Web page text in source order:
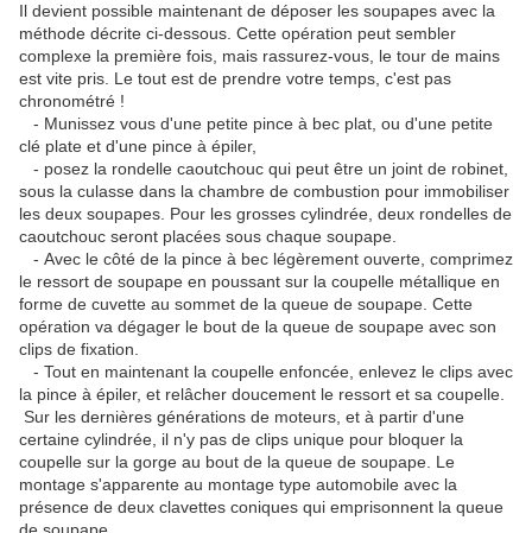
Il devient possible maintenant de déposer les soupapes avec la
méthode décrite ci-dessous. Cette opération peut sembler
complexe la première fois, mais rassurez-vous, le tour de mains
est vite pris. Le tout est de prendre votre temps, c'est pas
chronométré !
- Munissez vous d'une petite pince à bec plat, ou d'une petite
clé plate et d'une pince à épiler,
- posez la rondelle caoutchouc qui peut être un joint de robinet,
sous la culasse dans la chambre de combustion pour immobiliser
les deux soupapes. Pour les grosses cylindrée, deux rondelles de
caoutchouc seront placées sous chaque soupape.
- Avec le côté de la pince à bec légèrement ouverte, comprimez
le ressort de soupape en poussant sur la coupelle métallique en
forme de cuvette au sommet de la queue de soupape. Cette
opération va dégager le bout de la queue de soupape avec son
clips de fixation.
- Tout en maintenant la coupelle enfoncée, enlevez le clips avec
la pince à épiler, et relâcher doucement le ressort et sa coupelle.
Sur les dernières générations de moteurs, et à partir d'une
certaine cylindrée, il n'y pas de clips unique pour bloquer la
coupelle sur la gorge au bout de la queue de soupape. Le
montage s'apparente au montage type automobile avec la
présence de deux clavettes coniques qui emprisonnent la queue